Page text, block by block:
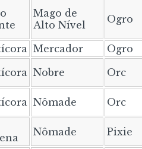
Mago de
Alto Nível
Ogro
Mercador
Ogro
Nobre Orc
Nômade Orc
Nômade Pixie